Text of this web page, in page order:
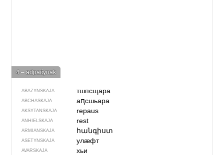
4 – adpačynak
ABAZYNSKAJA тшпсщара
ABCHASKAJA аԥсшьара
AKSYTANSKAJA repaus
ANHIELSKAJA rest
ARMIANSKAJA հանգիստ
ASETYNSKAJA улӕфт
AVARSKAJA хьи